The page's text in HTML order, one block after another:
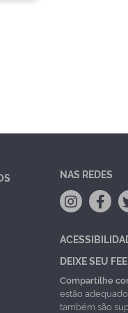
NAS REDES
DEIXE SEU
Compartilhe
estão
também são